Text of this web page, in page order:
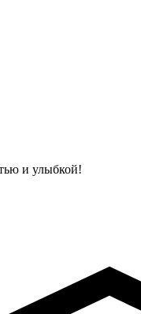
и улыбкой!